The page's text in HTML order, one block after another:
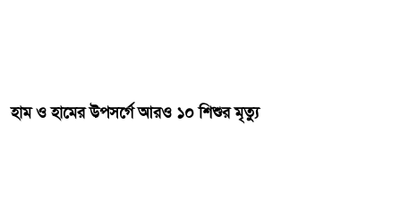
হাম ও হামের উপসর্গে আরও ১০ শিশুর মৃত্যু